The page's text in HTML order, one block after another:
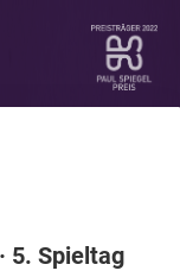
· 5. Spieltag